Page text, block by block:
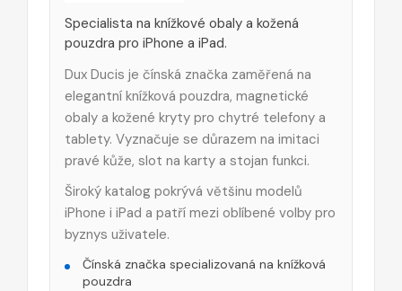
Specialista na knížkové obaly a kožená
pouzdra pro iPhone a iPad.
Dux Ducis je čínská značka zaměřená na
elegantní knížková pouzdra, magnetické
obaly a kožené kryty pro chytré telefony a
tablety. Vyznačuje se důrazem na imitaci
pravé kůže, slot na karty a stojan funkci.
Široký katalog pokrývá většinu modelů
iPhone i iPad a patří mezi oblíbené volby pro
byznys uživatele.
Čínská značka specializovaná na knížková
pouzdra